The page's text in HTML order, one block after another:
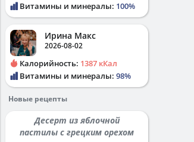
Витамины и минералы: 100%
Ирина Макс
2026-08-02
Калорийность: 1387 кКал
Витамины и минералы: 98%
Новые рецепты
Десерт из яблочной
пастилы с грецким орехом